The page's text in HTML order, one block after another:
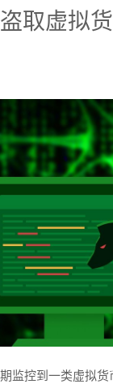
取虚拟
监控到一类虚拟